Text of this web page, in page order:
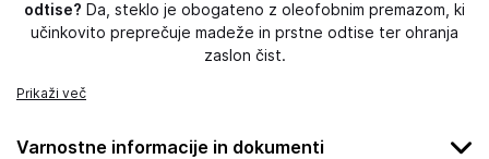
odtise? Da, steklo je obogateno z oleofobnim premazom, ki
učinkovito preprečuje madeže in prstne odtise ter ohranja
zaslon čist.
Prikaži več
Varnostne informacije in dokumenti